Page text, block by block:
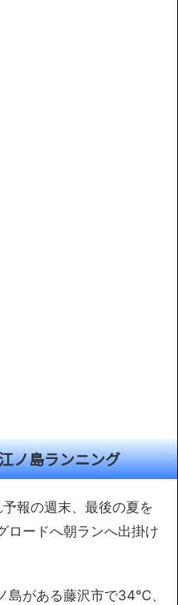
ノ島ランニング
報の週末、最後の夏を
ロードへ朝ランへ出掛け
島がある藤沢市で34℃、